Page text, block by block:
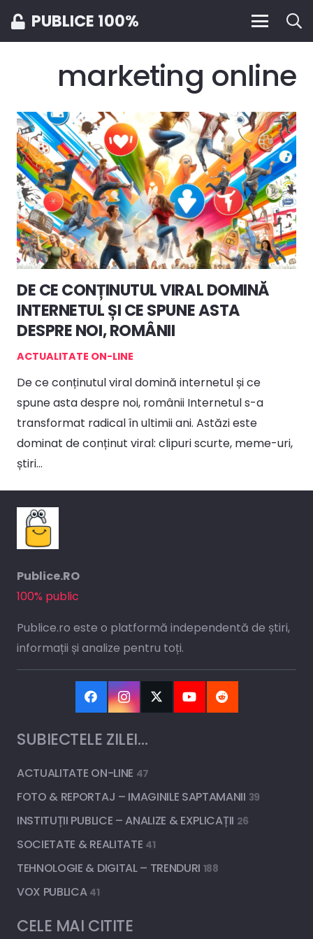
PUBLICE 100%
marketing online
DE CE CONȚINUTUL VIRAL DOMINĂ
INTERNETUL ȘI CE SPUNE ASTA
DESPRE NOI, ROMÂNII
ACTUALITATE ON-LINE
De ce conținutul viral domină internetul și ce
spune asta despre noi, românii Internetul s-a
transformat radical în ultimii ani. Astăzi este
dominat de conținut viral: clipuri scurte, meme-uri,
știri…
Publice.RO
100% public
Publice.ro este o platformă independentă de știri,
informații și analize pentru toți.
SUBIECTELE ZILEI…
ACTUALITATE ON-LINE 47
FOTO & REPORTAJ – IMAGINILE SAPTAMANII 39
INSTITUȚII PUBLICE – ANALIZE & EXPLICAȚII 26
SOCIETATE & REALITATE 41
TEHNOLOGIE & DIGITAL – TRENDURI 188
VOX PUBLICA 41
CELE MAI CITITE